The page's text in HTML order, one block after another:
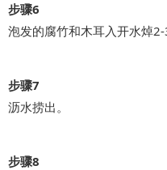
步骤6
泡发的腐竹和木耳入开水焯2-
步骤7
沥水捞出。
步骤8